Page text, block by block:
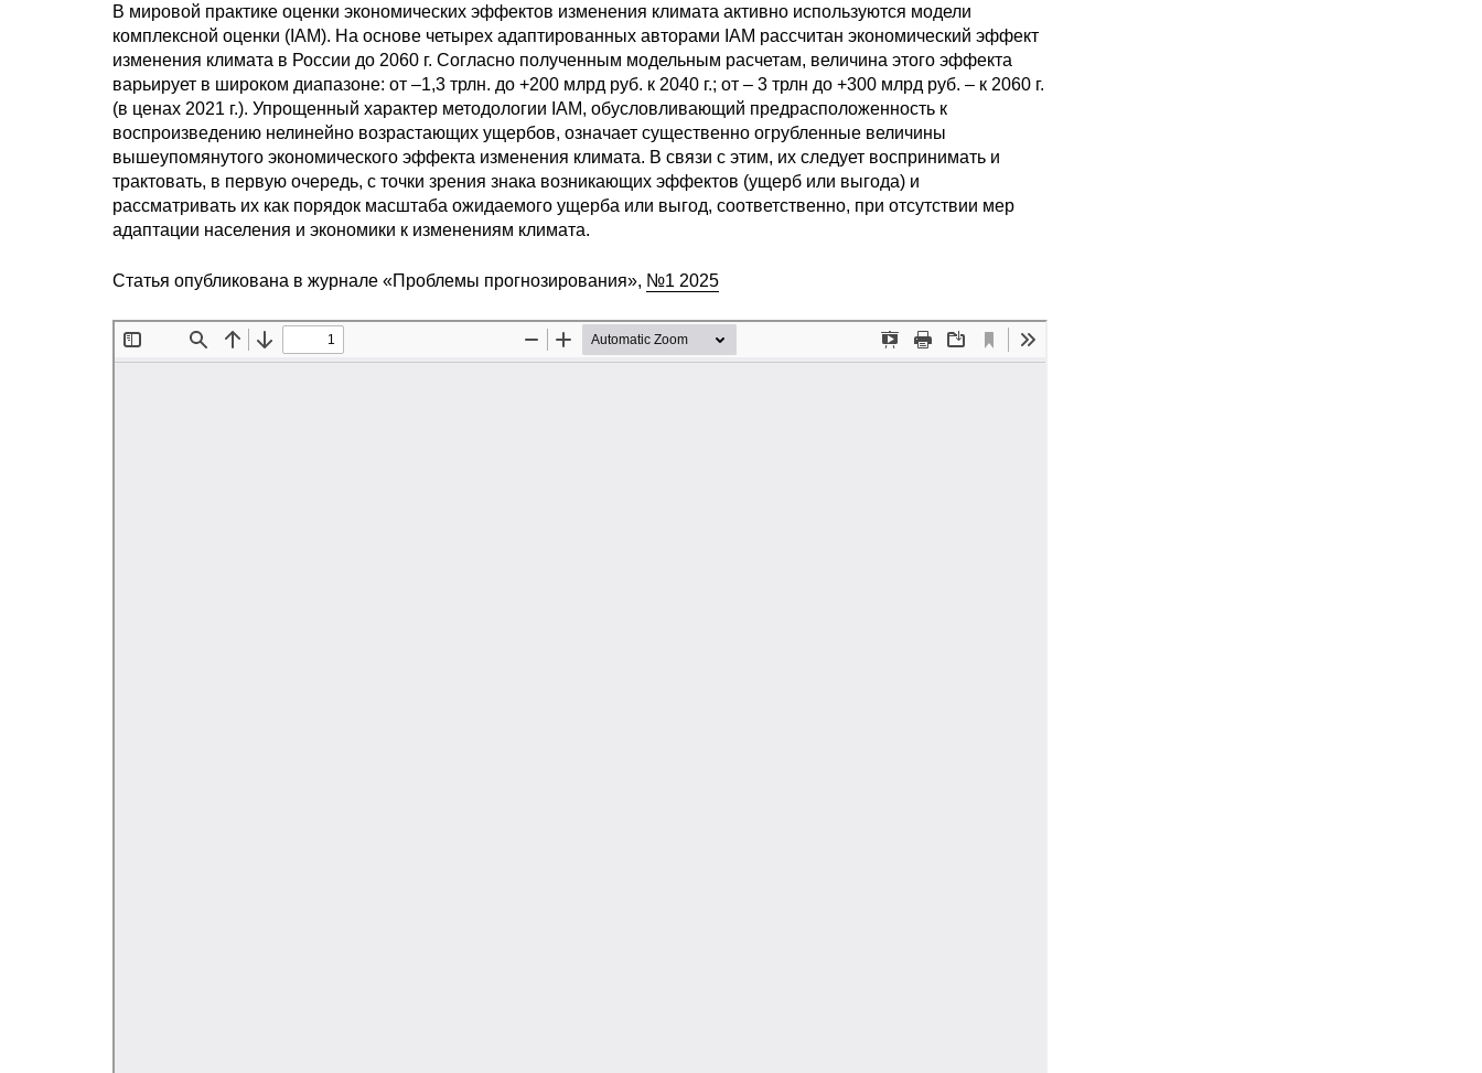
В мировой практике оценки экономических эффектов изменения климата активно используются модели
комплексной оценки (IAM). На основе четырех адаптированных авторами IAM рассчитан экономический эффект
изменения климата в России до 2060 г. Согласно полученным модельным расчетам, величина этого эффекта
варьирует в широком диапазоне: от –1,3 трлн. до +200 млрд руб. к 2040 г.; от – 3 трлн до +300 млрд руб. – к 2060 г.
(в ценах 2021 г.). Упрощенный характер методологии IAM, обусловливающий предрасположенность к
воспроизведению нелинейно возрастающих ущербов, означает существенно огрубленные величины
вышеупомянутого экономического эффекта изменения климата. В связи с этим, их следует воспринимать и
трактовать, в первую очередь, с точки зрения знака возникающих эффектов (ущерб или выгода) и
рассматривать их как порядок масштаба ожидаемого ущерба или выгод, соответственно, при отсутствии мер
адаптации населения и экономики к изменениям климата.
Статья опубликована в журнале «Проблемы прогнозирования», №1 2025